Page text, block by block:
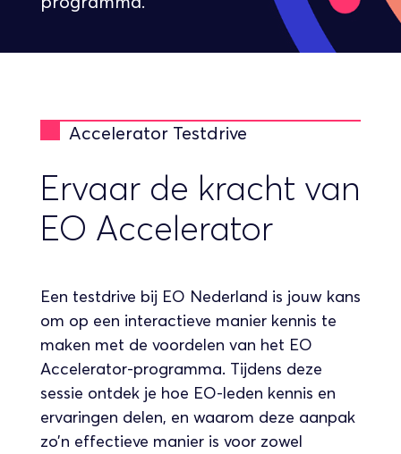
Accelerator Testdrive
Ervaar de kracht van
EO Accelerator
Een testdrive bij EO Nederland is jouw kans
om op een interactieve manier kennis te
maken met de voordelen van het EO
Accelerator-programma. Tijdens deze
sessie ontdek je hoe EO-leden kennis en
ervaringen delen, en waarom deze aanpak
zo’n effectieve manier is voor zowel